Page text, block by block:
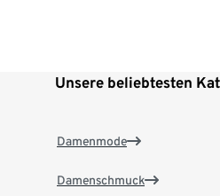
Unsere beliebtesten
Damenmode
Damenschmuck